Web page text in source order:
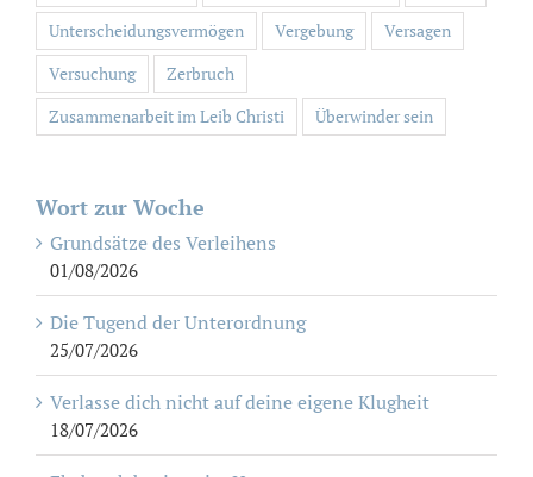
Unterscheidungsvermögen
Vergebung
Versagen
Versuchung
Zerbruch
Zusammenarbeit im Leib Christi
Überwinder sein
Wort zur Woche
Grundsätze des Verleihens
01/08/2026
Die Tugend der Unterordnung
25/07/2026
Verlasse dich nicht auf deine eigene Klugheit
18/07/2026